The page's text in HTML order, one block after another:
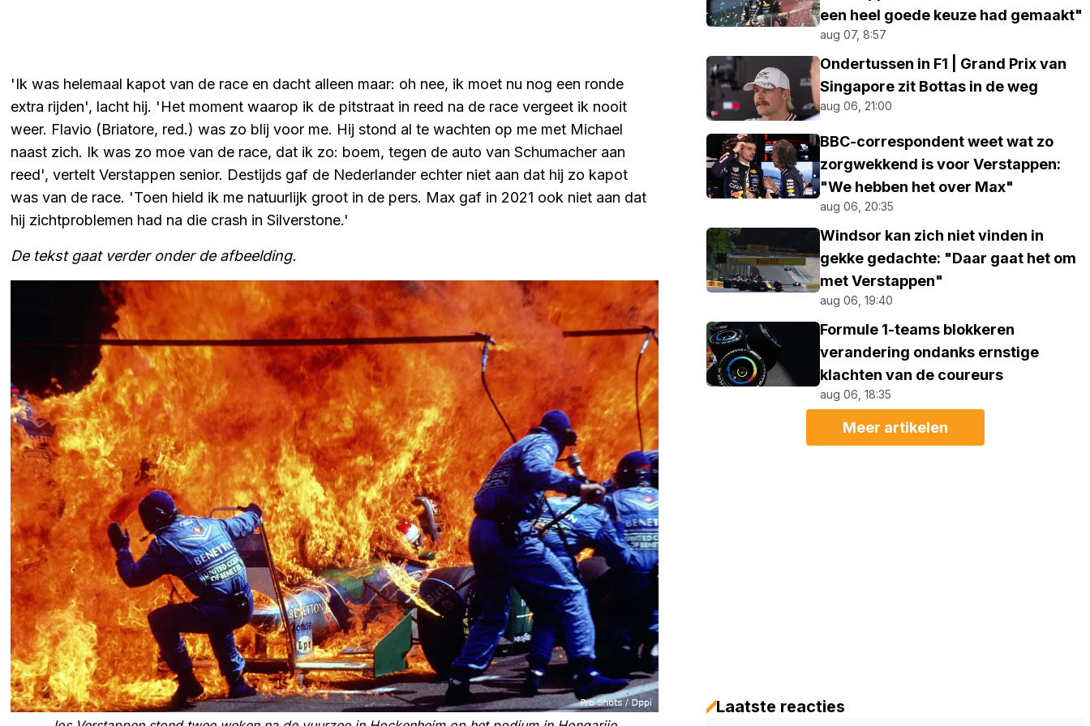
'Ik was helemaal kapot van de race en dacht alleen maar: oh nee, ik moet nu nog een ronde
extra rijden', lacht hij. 'Het moment waarop ik de pitstraat in reed na de race vergeet ik nooit
weer. Flavio (Briatore, red.) was zo blij voor me. Hij stond al te wachten op me met Michael
naast zich. Ik was zo moe van de race, dat ik zo: boem, tegen de auto van Schumacher aan
reed', vertelt Verstappen senior. Destijds gaf de Nederlander echter niet aan dat hij zo kapot
was van de race. 'Toen hield ik me natuurlijk groot in de pers. Max gaf in 2021 ook niet aan dat
hij zichtproblemen had na die crash in Silverstone.'
De tekst gaat verder onder de afbeelding.
een heel goede keuze had gemaakt"
aug 07, 8:57
Ondertussen in F1 | Grand Prix van
Singapore zit Bottas in de weg
aug 06, 21:00
BBC-correspondent weet wat zo
zorgwekkend is voor Verstappen:
"We hebben het over Max"
aug 06, 20:35
Windsor kan zich niet vinden in
gekke gedachte: "Daar gaat het om
met Verstappen"
aug 06, 19:40
Formule 1-teams blokkeren
verandering ondanks ernstige
klachten van de coureurs
aug 06, 18:35
Meer artikelen
Laatste reacties